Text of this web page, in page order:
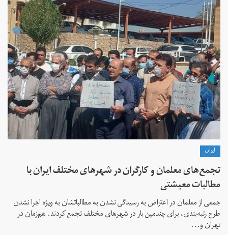
ايران
تجمع‌های معلمان و کارگران در شهرهای مختلف ایران با
مطالبات معیشتی
جمعی از معلمان در اعتراض به رسیدگی نشدن به مطالباتشان به ویژه اجرا نشدن
طرح رتبه‌بندی، برای چندمین بار در شهرهای مختلف تجمع کردند. هم‌زمان در
تهران و...